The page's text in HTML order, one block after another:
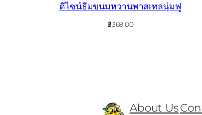
ดีไซน์ธีมขนมหวานพาสเทลนุ่มฟู
฿369.00
About Us